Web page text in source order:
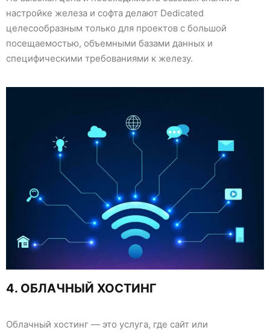
настройке железа и софта делают Dedicated
целесообразным только для проектов с большой
посещаемостью, объемными базами данных и
специфическими требованиями к железу.
4. ОБЛАЧНЫЙ ХОСТИНГ
Облачный хостинг — это услуга, где сайт или